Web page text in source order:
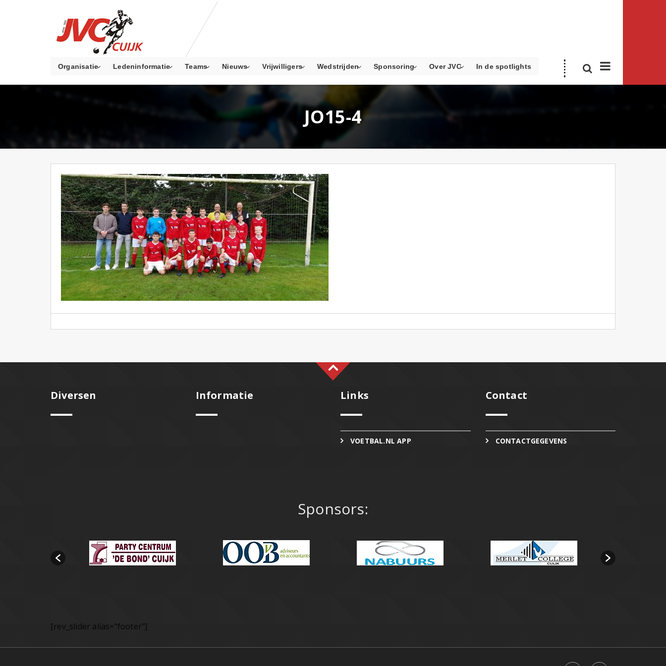
Organisatie Ledeninformatie Teams Nieuws Vrijwilligers Wedstrijden Sponsoring Over JVC In de spotlights
JO15-4
Diversen Informatie Links
VOETBAL.NL APP
Contact
CONTACTGEGEVENS
Sponsors:
[rev_slider alias="footer"]